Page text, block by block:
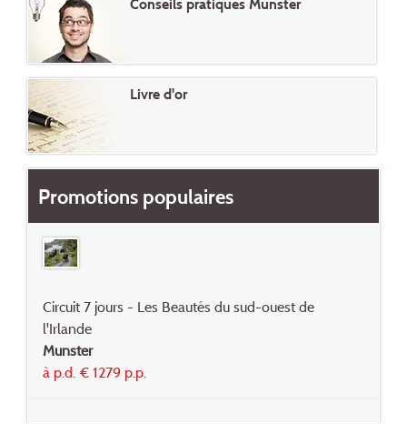
Conseils pratiques Munster
Livre d'or
Promotions populaires
Circuit 7 jours - Les Beautés du sud-ouest de
l'Irlande
Munster
à p.d. € 1279 p.p.